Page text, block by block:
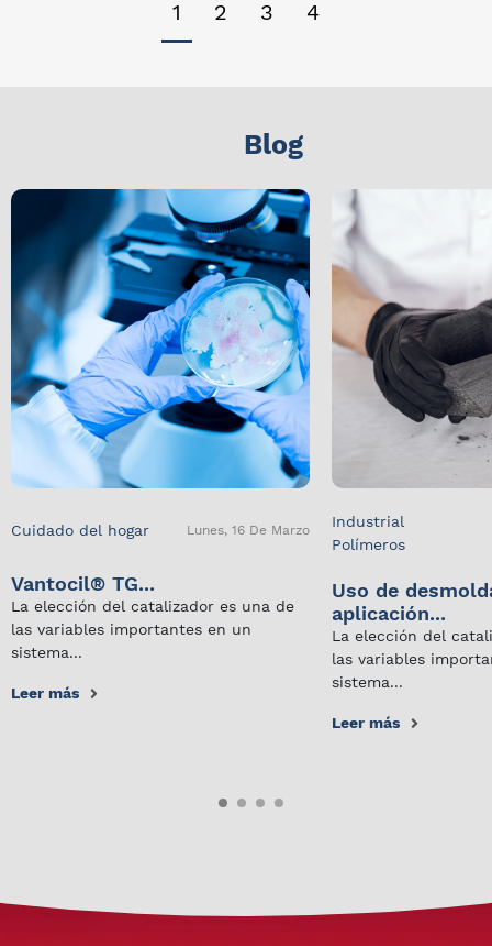
1 2 3 4
Blog
Cuidado del hogar Lunes, 16 De Marzo
Vantocil® TG...
La elección del catalizador es una de
las variables importantes en un
sistema...
Leer más
Industrial
Polímeros
Uso de
aplicación...
La elección del
las variables
sistema...
Leer más